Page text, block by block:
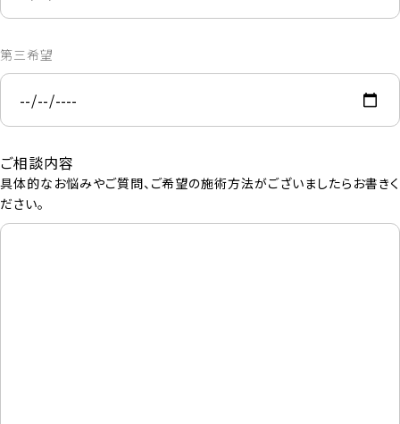
第三希望
ご相談内容
具体的なお悩みやご質問、ご希望の施術方法がございましたらお書きく
ださい。